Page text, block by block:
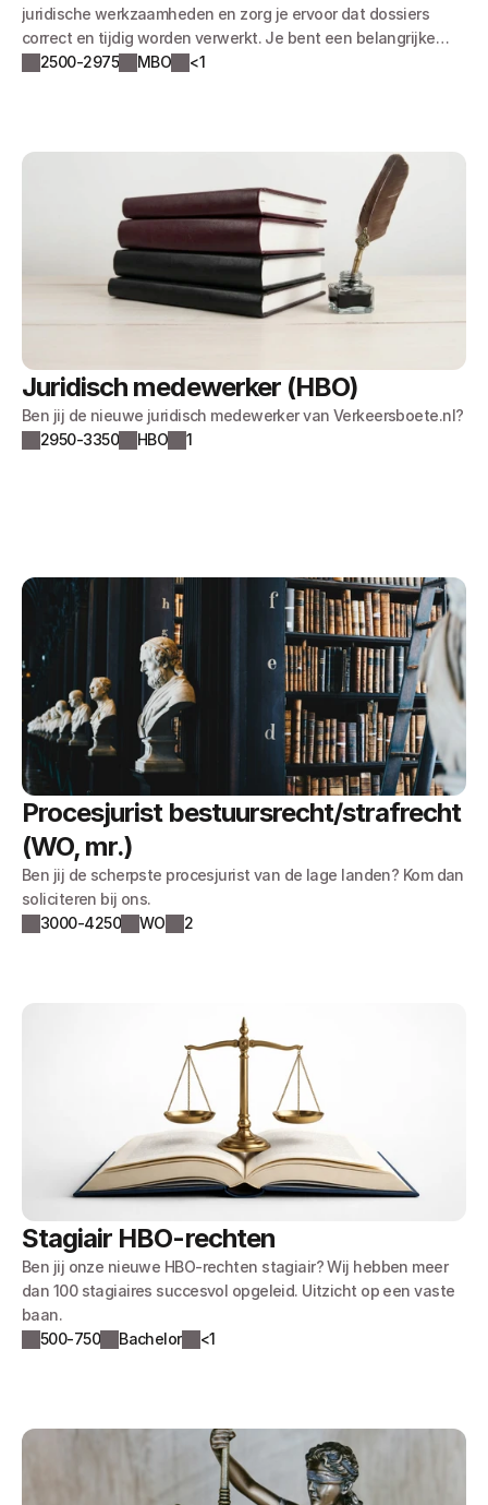
juridische werkzaamheden en zorg je ervoor dat dossiers
correct en tijdig worden verwerkt. Je bent een belangrijke
schakel tussen cliënten, juridische professionals en externe
2500-2975 MBO <1
Juridisch medewerker (HBO)
Ben jij de nieuwe juridisch medewerker van Verkeersboete.nl?
2950-3350
HBO 1
Procesjurist bestuursrecht/strafrecht
(WO, mr.)
Ben jij de scherpste procesjurist van de lage landen? Kom dan
soliciteren bij ons.
3000-4250
WO 2
Stagiair HBO-rechten
Ben jij onze nieuwe HBO-rechten stagiair? Wij hebben meer
dan 100 stagiaires succesvol opgeleid. Uitzicht op een vaste
baan.
500-750
Bachelor <1